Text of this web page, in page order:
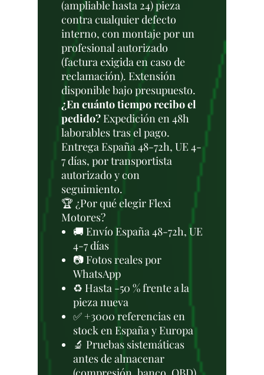
(ampliable hasta 24) pieza
contra cualquier defecto
interno, con montaje por un
profesional autorizado
(factura exigida en caso de
reclamación). Extensión
disponible bajo presupuesto.
¿En cuánto tiempo recibo el
pedido? Expedición en 48h
laborables tras el pago.
Entrega España 48-72h, UE 4-
7 días, por transportista
autorizado y con
seguimiento.
🏆 ¿Por qué elegir Flexi
Motores?
🚚 Envío España 48-72h, UE
4-7 días
📷 Fotos reales por
WhatsApp
♻️ Hasta -50 % frente a la
pieza nueva
✅ +3000 referencias en
stock en España y Europa
🔬 Pruebas sistemáticas
antes de almacenar